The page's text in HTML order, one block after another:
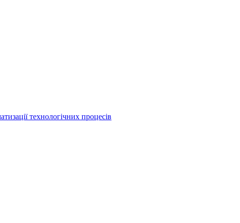
технологічних процесів